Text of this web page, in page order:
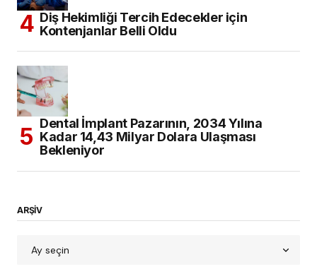
Diş Hekimliği Tercih Edecekler için
Kontenjanlar Belli Oldu
Dental İmplant Pazarının, 2034 Yılına
Kadar 14,43 Milyar Dolara Ulaşması
Bekleniyor
ARŞİV